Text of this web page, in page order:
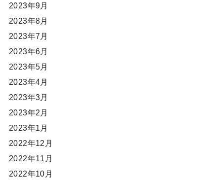
2023年9月
2023年8月
2023年7月
2023年6月
2023年5月
2023年4月
2023年3月
2023年2月
2023年1月
2022年12月
2022年11月
2022年10月